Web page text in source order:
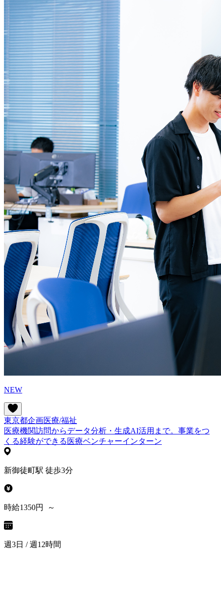
NEW
東京都企画医療/福祉
医療機関訪問からデータ分析・生成AI活用まで。事業をつ
くる経験ができる医療ベンチャーインターン
新御徒町駅 徒歩3分
時給1350円 ～
週3日 / 週12時間